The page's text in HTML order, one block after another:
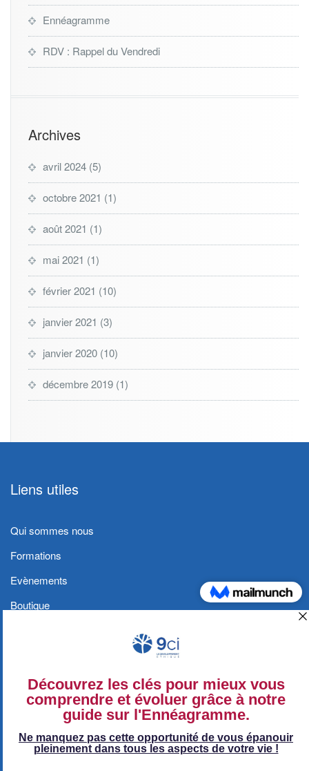
Ennéagramme
RDV : Rappel du Vendredi
Archives
avril 2024 (5)
octobre 2021 (1)
août 2021 (1)
mai 2021 (1)
février 2021 (10)
janvier 2021 (3)
janvier 2020 (10)
décembre 2019 (1)
Liens utiles
Qui sommes nous
Formations
Evènements
Boutique
Conditions générales et Politique de
confidentialité